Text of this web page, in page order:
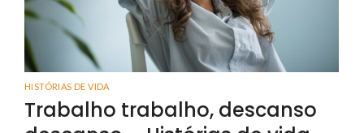
HISTÓRIAS DE VIDA
Trabalho trabalho, descanso